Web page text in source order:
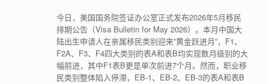
今日，美国国务院签证办公室正式发布2026年5月移民
排期公告（Visa Bulletin for May 2026）。本月中国大
陆出生申请人在亲属移民类别迎来”黄金跃进月”，F1、
F2A、F3、F4四大类别的表A和表B均实现数月级别的大
幅前进，其中F1表B更是单次前进7个月。然而，职业移
民类别整体陷入停滞，EB-1、EB-2、EB-3的表A和表B